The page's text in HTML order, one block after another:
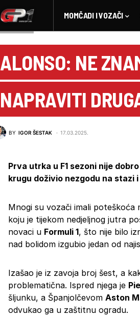
MOMČADI I VOZAČI
ALONSO: NE
NAPRAVITI
BY IGOR ŠESTAK 17.03.2025.
Prva utrka u F1 sezoni nije
krugu doživio nezgodu na stazi
Mnogi su vozači imali poteškoća
koju je tijekom nedjeljnog jutra
novaci u Formuli 1, što nije bilo
nad bolidom izgubio jedan od
Izašao je iz zavoja broj šest, a
problematična. Ispred njega je
šljunku, a Španjolčevom Aston
odvukao ga u zaštitnu ogradu.